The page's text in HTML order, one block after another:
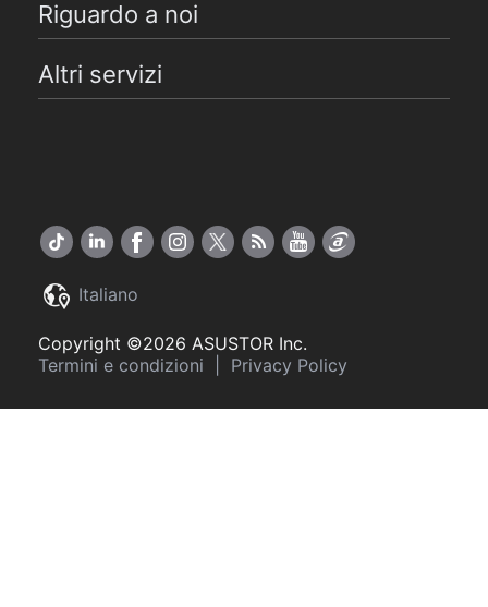
Riguardo a noi
Altri servizi
Italiano
Copyright ©2026 ASUSTOR Inc.
Termini e condizioni
Privacy Policy